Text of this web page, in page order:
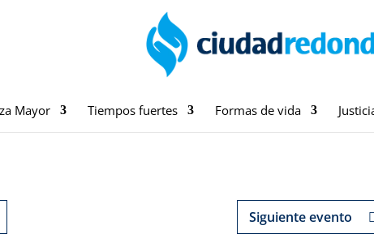
Mayor Tiempos fuertes Formas de vida
Siguiente evento